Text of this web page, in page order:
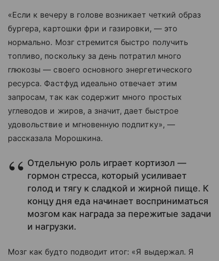
«Если к вечеру в голове возникает четкий образ
бургера, картошки фри и газировки, — это
нормально. Мозг стремится быстро получить
топливо, поскольку за день потратил много
глюкозы — своего основного энергетического
ресурса. Фастфуд идеально отвечает этим
запросам, так как содержит много простых
углеводов и жиров, а значит, дает быстрое
удовольствие и мгновенную подпитку», —
рассказала Морошкина.
Отдельную роль играет кортизол —
гормон стресса, который усиливает
голод и тягу к сладкой и жирной пище. К
концу дня еда начинает восприниматься
мозгом как награда за пережитые задачи
и нагрузки.
Мозг как будто подводит итог: «Я выдержал. Я